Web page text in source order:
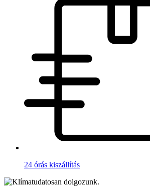
24 órás kiszállítás